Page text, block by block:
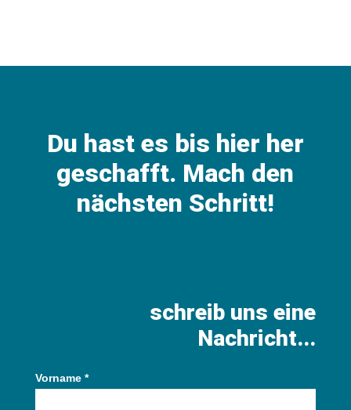
Du hast es bis hier her
geschafft. Mach den
nächsten Schritt!
schreib uns eine
Nachricht...
Contact
Vorname *